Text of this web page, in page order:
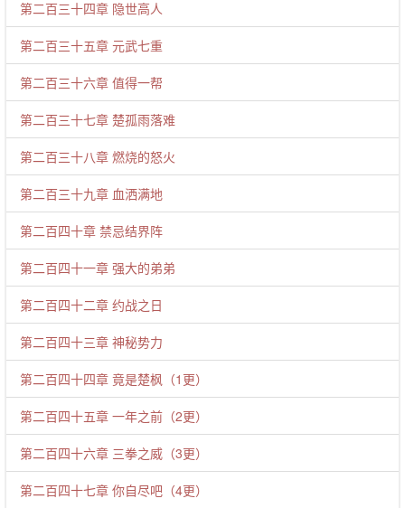
第二百三十四章 隐世高人
第二百三十五章 元武七重
第二百三十六章 值得一帮
第二百三十七章 楚孤雨落难
第二百三十八章 燃烧的怒火
第二百三十九章 血洒满地
第二百四十章 禁忌结界阵
第二百四十一章 强大的弟弟
第二百四十二章 约战之日
第二百四十三章 神秘势力
第二百四十四章 竟是楚枫（1更）
第二百四十五章 一年之前（2更）
第二百四十六章 三拳之威（3更）
第二百四十七章 你自尽吧（4更）